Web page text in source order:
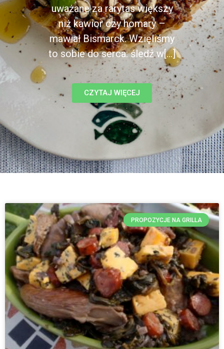
uważane za rarytas większy
niż kawior czy homary –
mawiał Bismarck. Wzięliśmy
to sobie do serca: śledź w[...]
CZYTAJ WIĘCEJ
PROPOZYCJE NA GRILLA